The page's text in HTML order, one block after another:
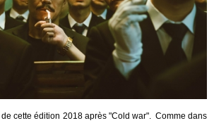
cette édition 2018 après "Cold war". Comme dans